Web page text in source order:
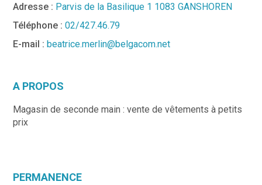
Adresse : Parvis de la Basilique 1 1083 GANSHOREN
Téléphone :02/427.46.79
E-mail : beatrice.merlin@belgacom.net
A PROPOS
Magasin de seconde main : vente de vêtements à petits
prix
PERMANENCE